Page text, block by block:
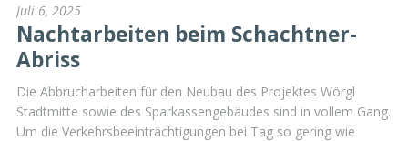
Juli 6, 2025
Nachtarbeiten beim Schachtner-
Abriss
Die Abbrucharbeiten für den Neubau des Projektes Wörgl
Stadtmitte sowie des Sparkassengebäudes sind in vollem Gang.
Um die Verkehrsbeeinträchtigungen bei Tag so gering wie